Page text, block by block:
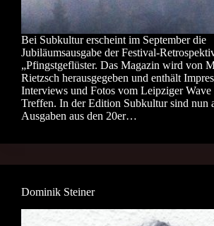
Bei Subkultur erscheint im September die
Jubiläumsausgabe der Festival-
„Pfingstgeflüster. Das Magazin wird von
Rietzsch herausgegeben und enthält
Interviews und Fotos vom Leipziger
Treffen. In der Edition Subkultur sind nun
Ausgaben aus den 20er…
Dominik Steiner